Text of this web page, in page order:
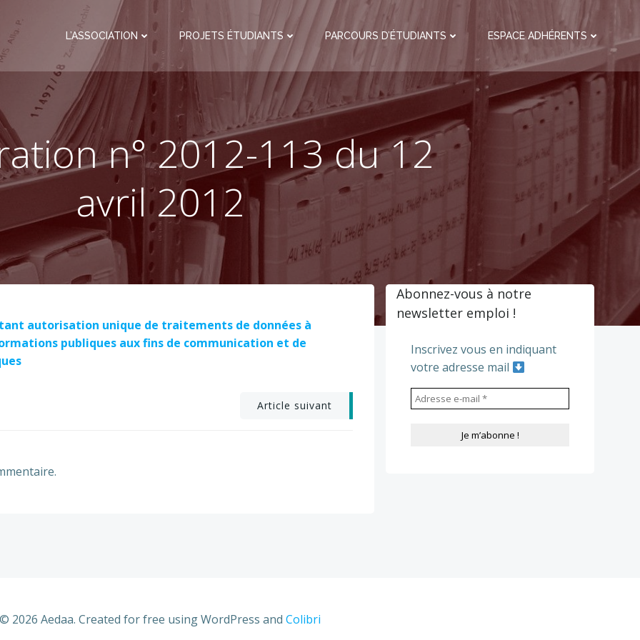
L’ASSOCIATION PROJETS ÉTUDIANTS PARCOURS D’ÉTUDIANTS ESPACE ADHÉRENTS
n° 2012-113 du 12
avril 2012
autorisation unique de traitements de données à
publiques aux fins de communication et de
Article suivant
Abonnez-vous à notre
newsletter emploi !
Inscrivez vous en indiquant
votre adresse mail
© 2026 Aedaa. Created for free using WordPress and Colibri